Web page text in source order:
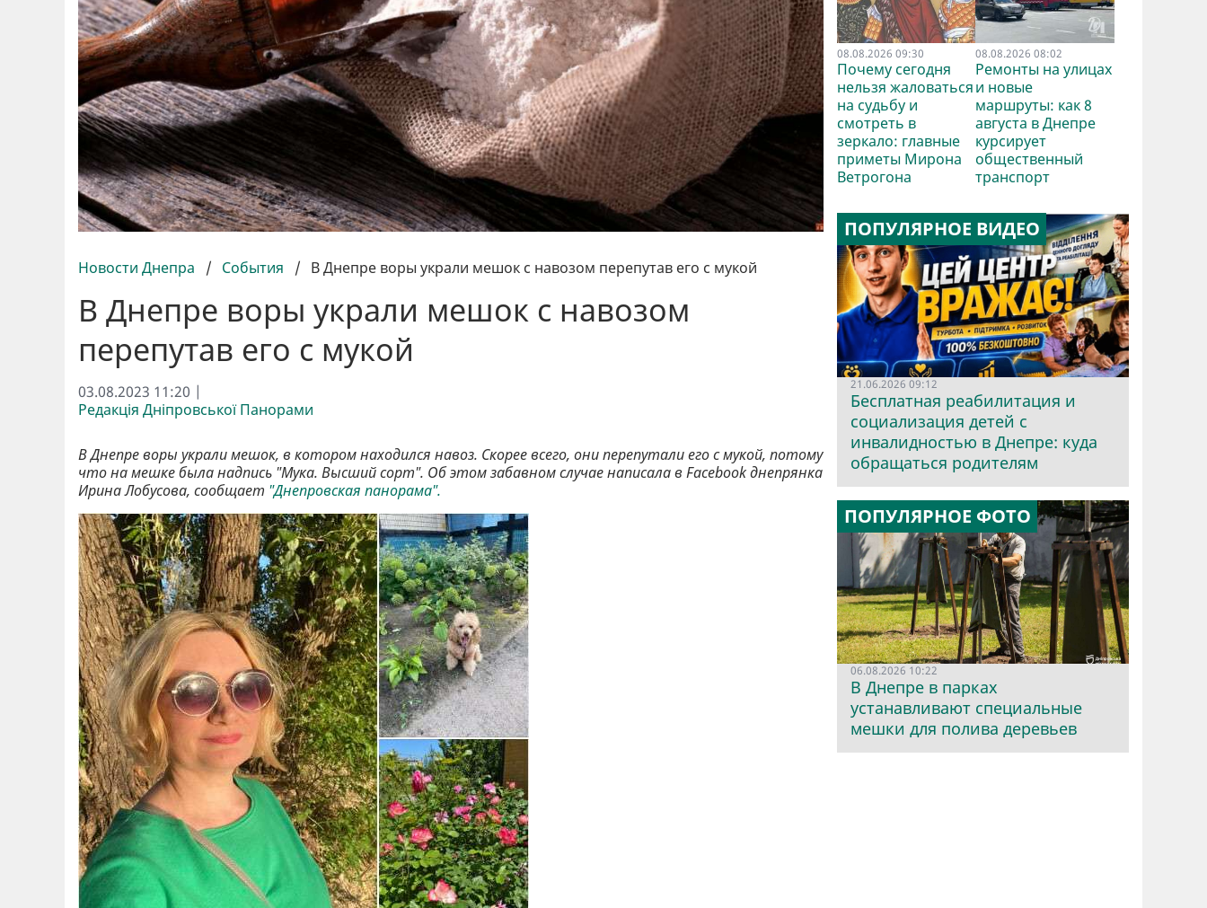
Новости Днепра / События / В Днепре воры украли мешок с навозом перепутав его с мукой
В Днепре воры украли мешок с навозом
перепутав его с мукой
03.08.2023 11:20 |
Редакція Дніпровської Панорами
В Днепре воры украли мешок, в котором находился навоз. Скорее всего, они перепутали его с мукой, потому
что на мешке была надпись "Мука. Высший сорт". Об этом забавном случае написала в Facebook днепрянка
Ирина Лобусова, сообщает "Днепровская панорама".
08.08.2026 09:30
Почему сегодня
нельзя жаловаться
на судьбу и
смотреть в
зеркало: главные
приметы Мирона
Ветрогона
08.08.2026 08:02
Ремонты на улицах
и новые
маршруты: как 8
августа в Днепре
курсирует
общественный
транспорт
ПОПУЛЯРНОЕ ВИДЕО
21.06.2026 09:12
Бесплатная реабилитация и
социализация детей с
инвалидностью в Днепре: куда
обращаться родителям
ПОПУЛЯРНОЕ ФОТО
06.08.2026 10:22
В Днепре в парках
устанавливают специальные
мешки для полива деревьев